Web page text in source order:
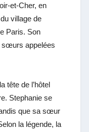
et-Cher, en
village de
Paris. Son
sœurs appelées
tête de l’hôtel
Stephanie se
que sa sœur
la légende, la